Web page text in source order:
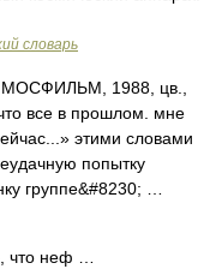
словарь
1988, цв.,
все в прошлом. мне
этими словами
попытку
группе&#8230; …
что неф …